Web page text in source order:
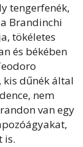
tengerfenék,
Brandinchi
tökéletes
és békében
dűnék által
nem
van egy
is.